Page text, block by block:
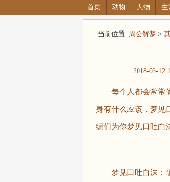
首页 动物 人物 生
当前位置: 周公解梦>
2018-03-12
每个人都会常常做
身有什么应该，梦见
编们为你梦见口吐白
梦见口吐白沫：慎